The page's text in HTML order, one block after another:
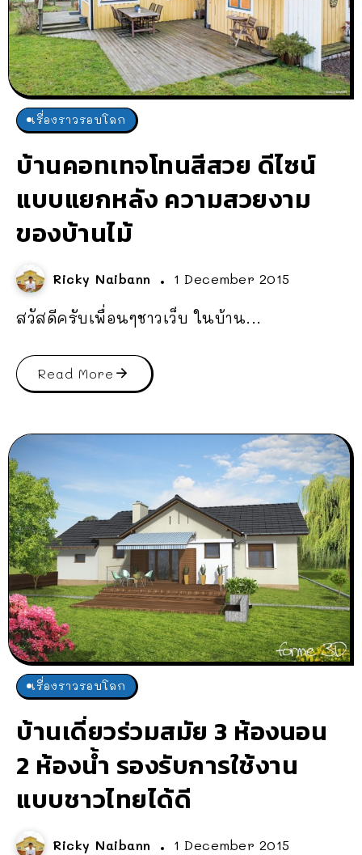
เรื่องราวรอบโลก
บ้านคอทเทจโทนสีสวย ดีไซน์
แบบแยกหลัง ความสวยงาม
ของบ้านไม้
Ricky Naibann 1 December 2015
สวัสดีครับเพื่อนๆชาวเว็บ ในบ้าน...
Read More
เรื่องราวรอบโลก
บ้านเดี่ยวร่วมสมัย 3 ห้องนอน
2 ห้องน้ำ รองรับการใช้งาน
แบบชาวไทยได้ดี
Ricky Naibann 1 December 2015